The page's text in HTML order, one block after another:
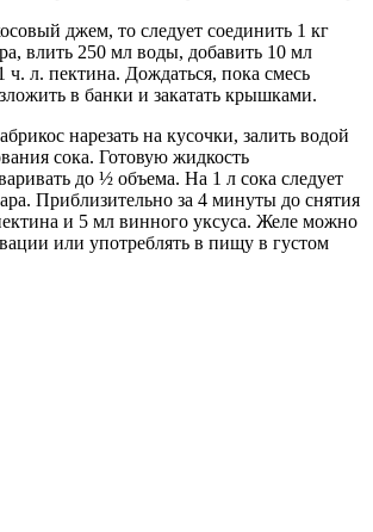
джем, то следует соединить 1 кг
влить 250 мл воды, добавить 10 мл
ч. л. пектина. Дождаться, пока смесь
в банки и закатать крышками.
нарезать на кусочки, залить водой
сока. Готовую жидкость
до ½ объема. На 1 л сока следует
Приблизительно за 4 минуты до снятия
и 5 мл винного уксуса. Желе можно
или употреблять в пищу в густом